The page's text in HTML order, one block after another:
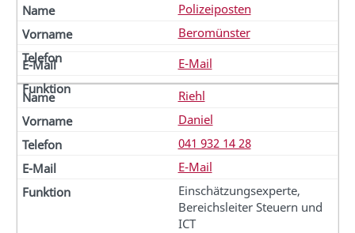
Polizeiposten
Beromünster
E-Mail
Riehl
Daniel
041 932 14 28
E-Mail
Einschätzungsexperte,
Bereichsleiter Steuern und
ICT